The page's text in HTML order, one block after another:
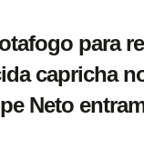
para
capricha
Neto